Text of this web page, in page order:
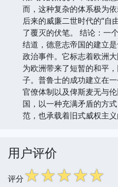
而，这种复杂的体系极为
后来的威廉二世时代的“自
了覆灭的伏笔。 结论：一
结道，德意志帝国的建立
政治事件。它标志着欧洲
为欧洲带来了短暂的和平
子。普鲁士的成功建立在
官僚体制以及俾斯麦无与
国，以一种充满矛盾的方
范，也承载着旧式威权主义
用户评价
评分☆☆☆☆☆